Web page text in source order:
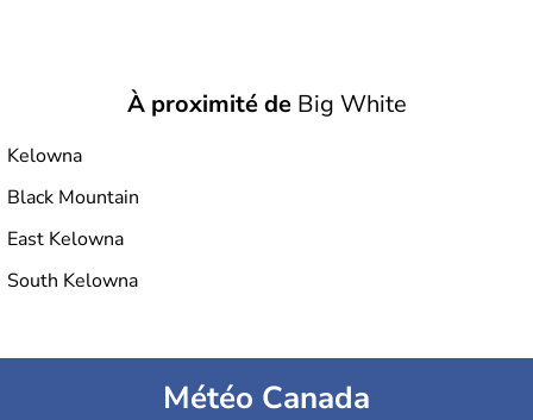
À proximité deBig White
Kelowna
Black Mountain
East Kelowna
South Kelowna
Météo Canada